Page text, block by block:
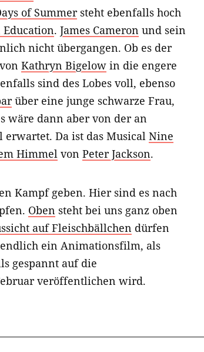
of Summersteht ebenfalls hoch
Education. James Cameron und sein
nicht übergangen. Ob es der
Kathryn Bigelow in die engere
sind des Lobes voll, ebenso
über eine junge schwarze Frau,
wäre dann aber von der an
Da ist das Musical Nine
Himmel von Peter Jackson.
Kampf geben. Hier sind es nach
Oben steht bei uns ganz oben
auf Fleischbällchen dürfen
ein Animationsfilm, als
gespannt auf die
veröffentlichen wird.